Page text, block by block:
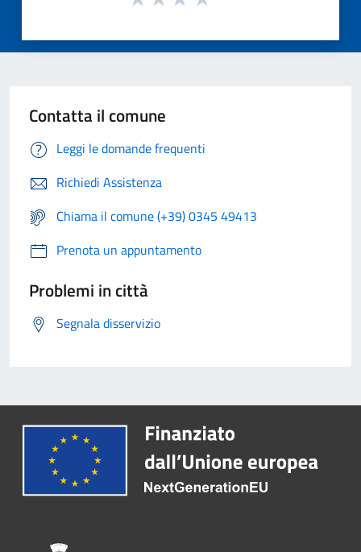
Contatta il comune
Leggi le domande frequenti
Richiedi Assistenza
Chiama il comune (+39) 0345 49413
Prenota un appuntamento
Problemi in città
Segnala disservizio